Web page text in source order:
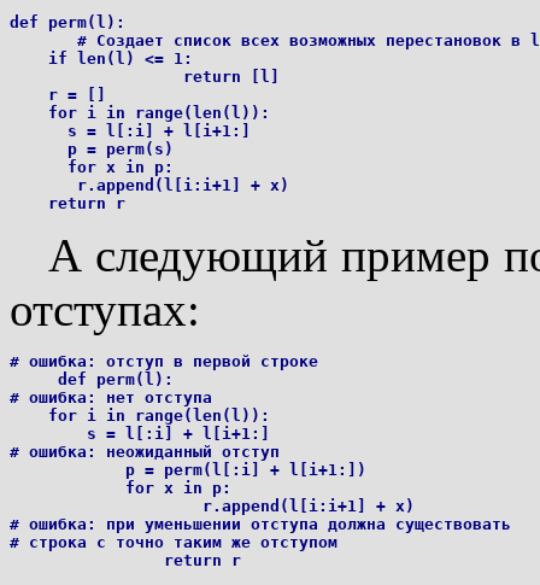
def perm(l):
       # Создает список всех возможных перестановок в l
    if len(l) <= 1:
                  return [l]
    r = []
    for i in range(len(l)):
      s = l[:i] + l[i+1:]
      p = perm(s)
      for x in p:
       r.append(l[i:i+1] + x)
А следующий пример
отступах:
# ошибка: отступ в первой строке
     def perm(l):
# ошибка: нет отступа
    for i in range(len(l)):
        s = l[:i] + l[i+1:]
# ошибка: неожиданный отступ
            p = perm(l[:i] + l[i+1:])
            for x in p:
                    r.append(l[i:i+1] + x)
# ошибка: при уменьшении отступа должна существовать
# строка с точно таким же отступом